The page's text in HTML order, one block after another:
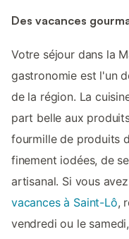
Des vacances
Votre séjour dans la
gastronomie est l'un
de la région. La
part belle aux
fourmille de produits
finement iodées, de
artisanal. Si vous
vacances à Saint-Lô,
vendredi ou le